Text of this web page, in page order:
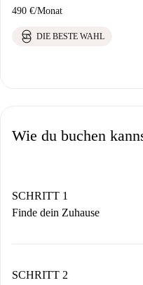
490 €/Monat
DIE BESTE WAHL
Wie du buchen
SCHRITT 1
Finde dein Zuhause
Du erhältst alle
SCHRITT 2